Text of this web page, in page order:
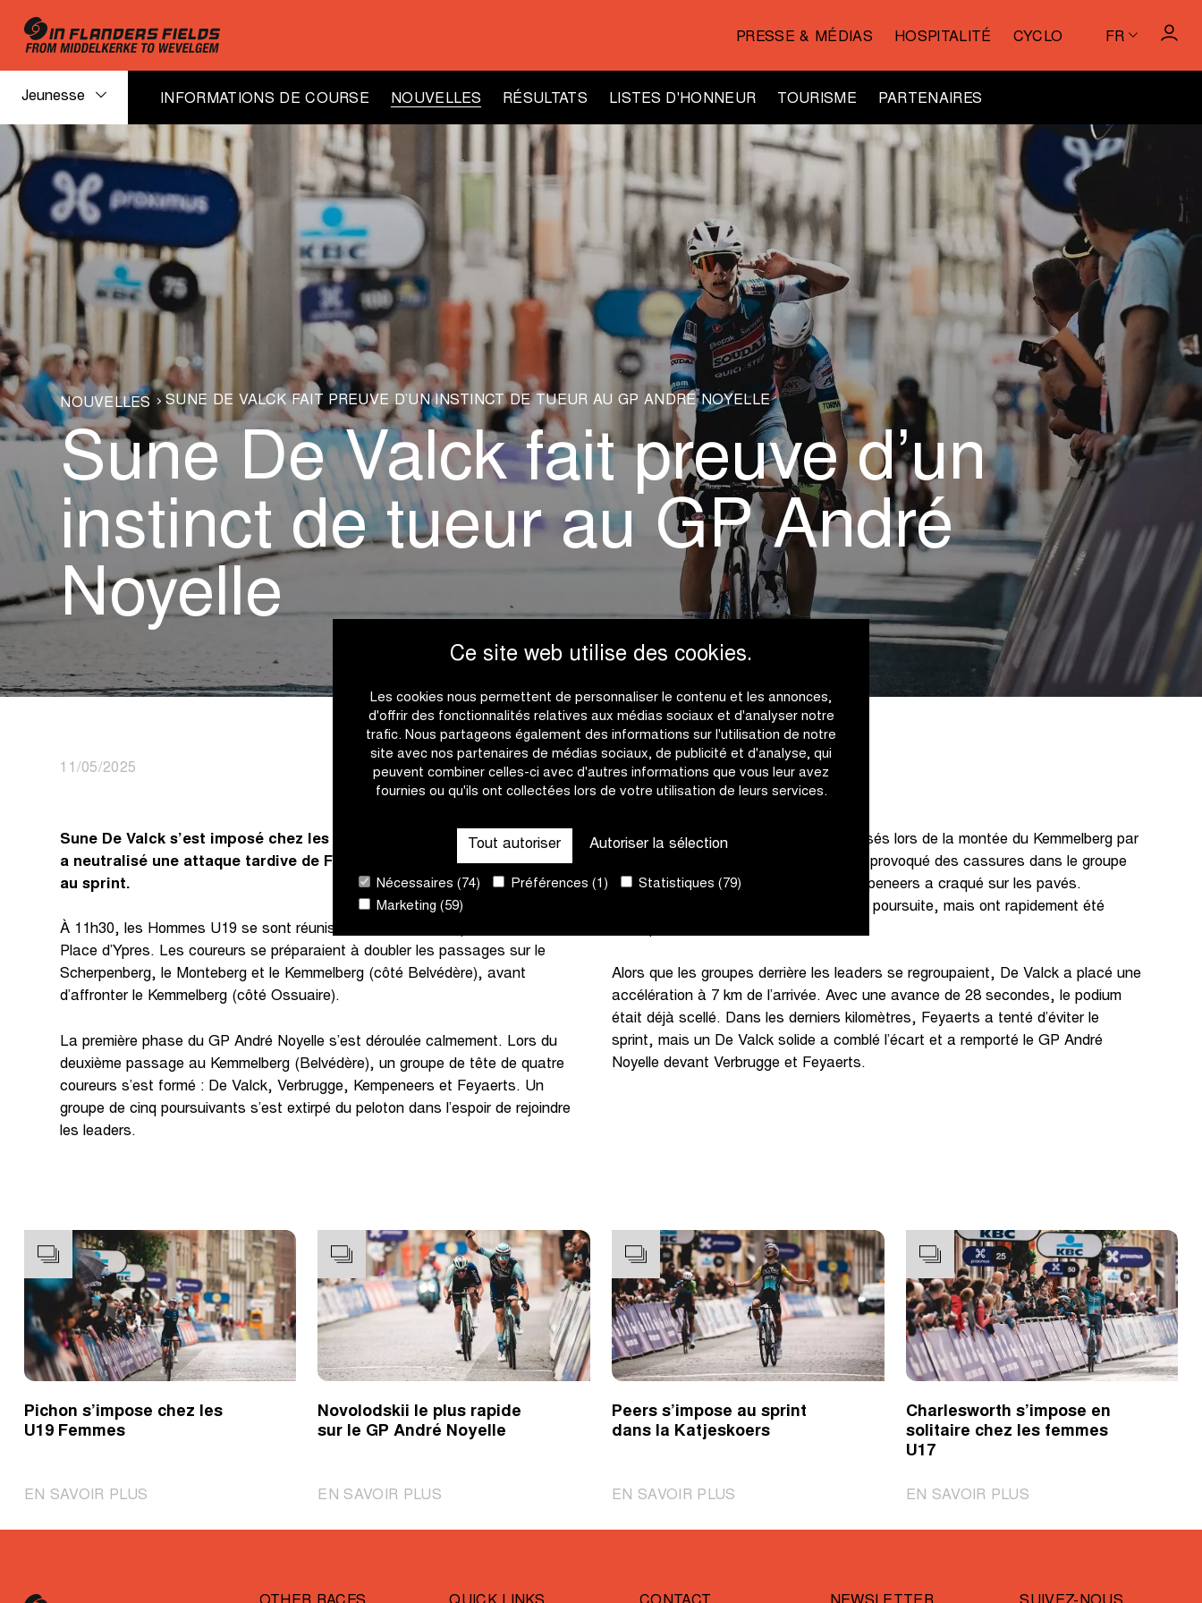
Ce site web utilise des cookies.
Les cookies nous permettent de personnaliser le contenu et les annonces,
d'offrir des fonctionnalités relatives aux médias sociaux et d'analyser notre
trafic. Nous partageons également des informations sur l'utilisation de notre
site avec nos partenaires de médias sociaux, de publicité et d'analyse, qui
peuvent combiner celles-ci avec d'autres informations que vous leur avez
fournies ou qu'ils ont collectées lors de votre utilisation de leurs services.
Tout autoriser Autoriser la sélection
Nécessaires (74) Préférences (1)
Statistiques (79)
Marketing (59)
PRESSE & MÉDIAS HOSPITALITÉ CYCLO FR
Jeunesse INFORMATIONS DE COURSE NOUVELLES RÉSULTATS LISTES D'HONNEUR TOURISME PARTENAIRES
NOUVELLES SUNE DE VALCK FAIT PREUVE D’UN INSTINCT DE TUEUR AU GP ANDRÉ NOYELLE
Sune De Valck fait preuve d’un
instinct de tueur au GP André
Noyelle
11/05/2025
Sune De Valck s’est imposé chez les Hommes U19. Sur la Rijselstraat, il
a neutralisé une attaque tardive de Feyaerts et a devancé Verbrugge
au sprint.
À 11h30, les Hommes U19 se sont réunis sous l’arche de départ sur la Grand-
Place d’Ypres. Les coureurs se préparaient à doubler les passages sur le
Scherpenberg, le Monteberg et le Kemmelberg (côté Belvédère), avant
d’affronter le Kemmelberg (côté Ossuaire).
La première phase du GP André Noyelle s’est déroulée calmement. Lors du
deuxième passage au Kemmelberg (Belvédère), un groupe de tête de quatre
coureurs s’est formé : De Valck, Verbrugge, Kempeneers et Feyaerts. Un
groupe de cinq poursuivants s’est extirpé du peloton dans l’espoir de rejoindre
les leaders.
Comme prévu, les écarts se sont creusés lors de la montée du Kemmelberg par
le côté de l’Ossuaire. La pente raide a provoqué des cassures dans le groupe
de tête et parmi les poursuivants. Kempeneers a craqué sur les pavés.
Keppens et Berton se sont lancés à la poursuite, mais ont rapidement été
Alors que les groupes derrière les leaders se regroupaient, De Valck a placé une
accélération à 7 km de l’arrivée. Avec une avance de 28 secondes, le podium
était déjà scellé. Dans les derniers kilomètres, Feyaerts a tenté d’éviter le
sprint, mais un De Valck solide a comblé l’écart et a remporté le GP André
Noyelle devant Verbrugge et Feyaerts.
Pichon s’impose chez les
U19 Femmes
EN SAVOIR PLUS
Novolodskii le plus rapide
sur le GP André Noyelle
EN SAVOIR PLUS|
Peers s’impose au sprint
dans la Katjeskoers
EN SAVOIR PLUS
Charlesworth s’impose en
solitaire chez les femmes
U17
EN SAVOIR PLUS